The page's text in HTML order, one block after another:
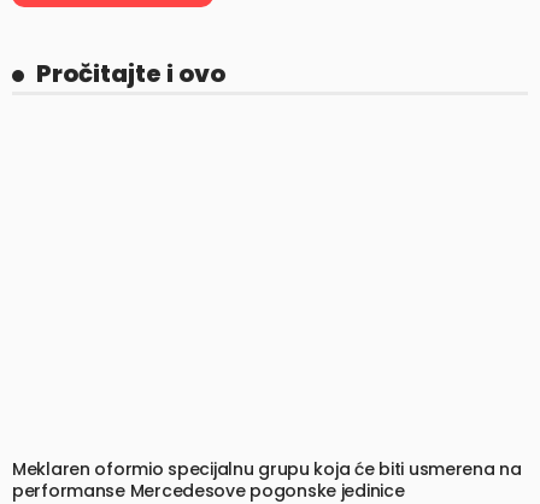
Pročitajte i ovo
Meklaren oformio specijalnu grupu koja će biti usmerena na
performanse Mercedesove pogonske jedinice